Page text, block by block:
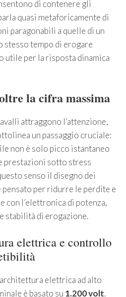
di contenere gli
quasi metaforicamente di
paragonabili a quelle di un
stesso tempo di erogare
utile per la risposta dinamica
la cifra massima
attraggono l’attenzione,
un passaggio cruciale:
non è solo picco istantaneo
prestazioni sotto stress
senso il disegno dei
pensato per ridurre le perdite e
con l’elettronica di potenza,
stabilità di erogazione.
elettrica e controllo
elettrica ad alto
è basato su 1.200 volt.